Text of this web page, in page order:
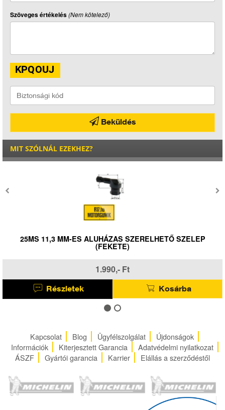
Szöveges értékelés(Nem kötelező)
Beküldés
MIT SZÓLNÁL EZEKHEZ?
25MS 11,3 MM-ES ALUHÁZAS SZERELHETŐ SZELEP
(FEKETE)
1.990,- Ft
Részletek Kosárba
Kapcsolat Blog Ügyfélszolgálat
Újdonságok
Információk
Kiterjesztett Garancia
Adatvédelmi nyilatkozat
ÁSZF
Gyártói garancia Karrier Elállás a szerződéstől